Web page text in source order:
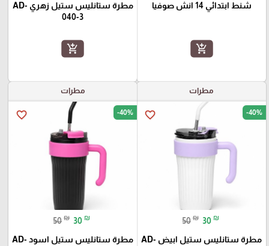
شنط ابتدائي 14 انش صوفيا
add_shopping_cart
مطرة ستانليس ستيل زهري AD-
040-3
add_shopping_cart
مطرات
favorite_border -40%
50 ₪ 30 ₪
مطرة ستانليس ستيل ابيض AD-
مطرات
favorite_border -40%
50 ₪ 30 ₪
مطرة ستانليس ستيل اسود AD-